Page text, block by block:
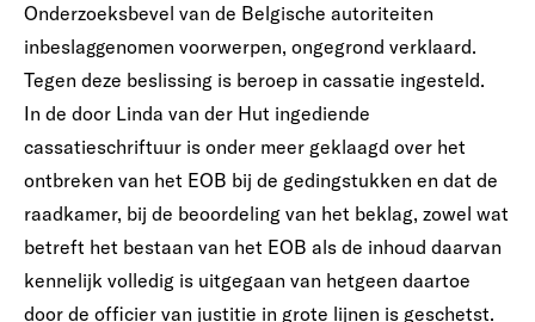
Onderzoeksbevel van de Belgische autoriteiten
inbeslaggenomen voorwerpen, ongegrond verklaard.
Tegen deze beslissing is beroep in cassatie ingesteld.
In de door Linda van der Hut ingediende
cassatieschriftuur is onder meer geklaagd over het
ontbreken van het EOB bij de gedingstukken en dat de
raadkamer, bij de beoordeling van het beklag, zowel wat
betreft het bestaan van het EOB als de inhoud daarvan
kennelijk volledig is uitgegaan van hetgeen daartoe
door de officier van justitie in grote lijnen is geschetst.